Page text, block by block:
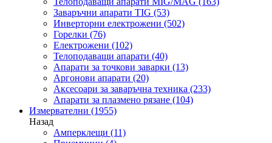
Заваръчни апарати TIG (53)
Инверторни електрожени (502)
Горелки (76)
Електрожени (102)
Телоподаващи апарати (40)
Апарати за точкови заварки (13)
Аргонови апарати (20)
Аксесоари за заваръчна техника (233)
Апарати за плазмено рязане (104)
Измервателни (1955)
Назад
Амперклещи (11)